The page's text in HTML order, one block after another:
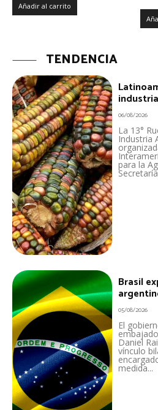
Añadir al carrito
TENDENCIA
06/08/2026
La 13°
Industria
para la
Brasil
05/08/2026
El
Daniel
vínculo
medida...